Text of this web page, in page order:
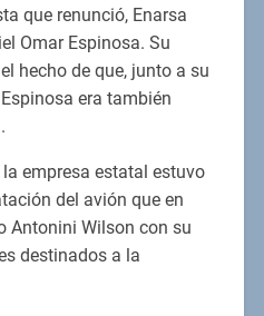
que renunció, Enarsa
Omar Espinosa. Su
hecho de que, junto a su
era también
.
empresa estatal estuvo
del avión que en
Antonini Wilson con su
destinados a la